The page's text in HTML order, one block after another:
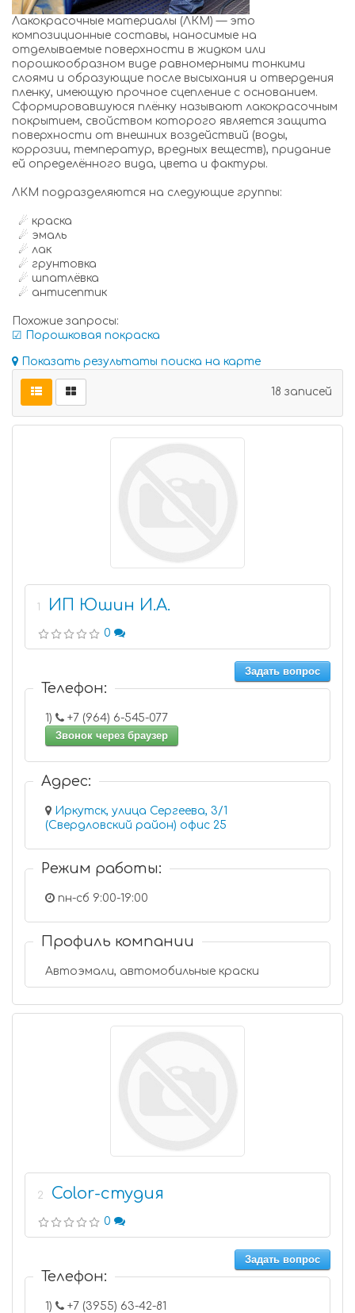
Лакокрасочные материалы (ЛКМ) — это
композиционные составы, наносимые на
отделываемые поверхности в жидком или
порошкообразном виде равномерными тонкими
слоями и образующие после высыхания и отвердения
пленку, имеющую прочное сцепление с основанием.
Сформировавшуюся плёнку называют лакокрасочным
покрытием, свойством которого является защита
поверхности от внешних воздействий (воды,
коррозии, температур, вредных веществ), придание
ей определённого вида, цвета и фактуры.
ЛКМ подразделяются на следующие группы:
☄ краска
☄ эмаль
☄ лак
☄ грунтовка
☄ шпатлёвка
☄ антисептик
Похожие запросы:
☑ Порошковая покраска
Показать результаты поиска на карте
18 записей
1 ИП Юшин И.А.
0
Задать вопрос
Телефон:
1)
+7 (964) 6-545-077
Звонок через браузер
Адрес:
Иркутск, улица Сергеева, 3/1
(Свердловский район) офис 25
Режим работы:
пн-сб 9:00-19:00
Профиль компании
Автоэмали, автомобильные краски
2 Color-студия
0
Задать вопрос
Телефон:
1)
+7 (3955) 63-42-81